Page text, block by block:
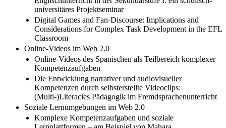
universitäres Projektseminar
Digital Games and Fan-Discourse: Implications and
Considerations for Complex Task Development in the EFL
Classroom
Online-Videos im Web 2.0
Online-Videos des Spanischen als Teilbereich komplexer
Kompetenzaufgaben
Die Entwicklung narrativer und audiovisueller
Kompetenzen durch selbsterstellte Videoclips:
(Multi-)Literacies Pädagogik im Fremdsprachenunterricht
Soziale Lernumgebungen im Web 2.0
Komplexe Kompetenzaufgaben und soziale